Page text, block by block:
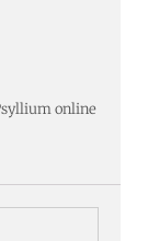
online